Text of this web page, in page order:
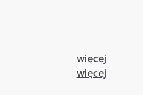
więcej
więcej